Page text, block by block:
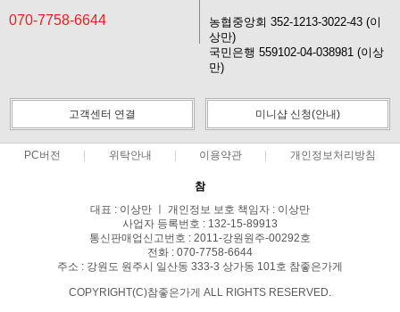
070-7758-6644
농협중앙회 352-1213-3022-43 (이
상만)
국민은행 559102-04-038981 (이상
만)
고객센터 연결 미니샵 신청(안내)
PC버전 위탁안내 이용약관 개인정보처리방침
참
대표 : 이상만 ㅣ 개인정보 보호 책임자 : 이상만
사업자 등록번호 : 132-15-89913
통신판매업신고번호 : 2011-강원원주-00292호
전화 : 070-7758-6644
주소 : 강원도 원주시 일산동 333-3 상가동 101호 참좋은가게
COPYRIGHT(C)참좋은가게 ALL RIGHTS RESERVED.